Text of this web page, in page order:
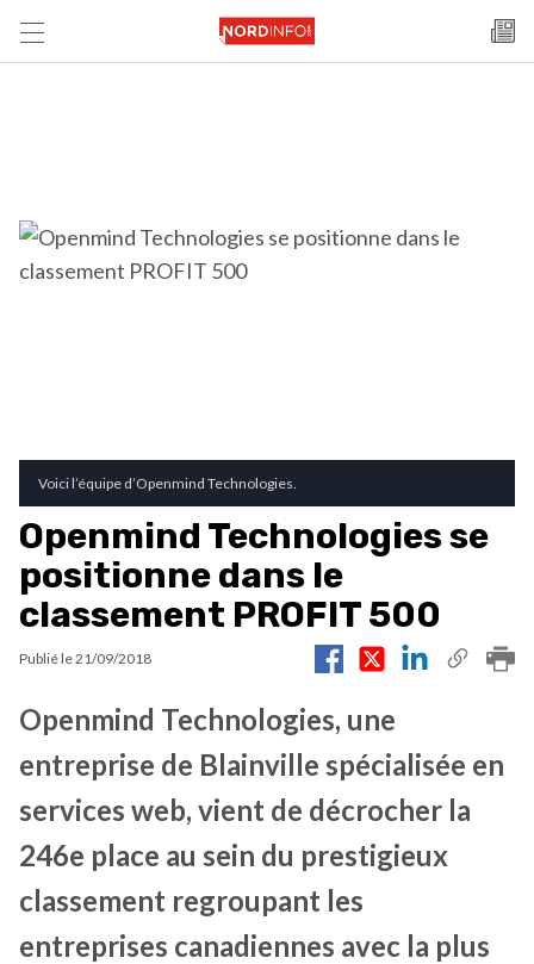
Voici l’équipe d’Openmind Technologies.
Openmind Technologies se
positionne dans le
classement PROFIT 500
Publié le21/09/2018
Openmind Technologies, une
entreprise de Blainville spécialisée en
services web, vient de décrocher la
246e place au sein du prestigieux
classement regroupant les
entreprises canadiennes avec la plus